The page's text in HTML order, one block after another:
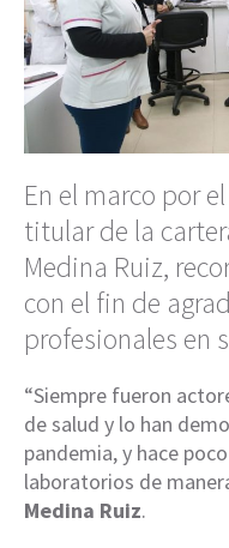
En el marco por
titular de la
Medina Ruiz,
con el fin de
profesionales en
“Siempre fueron
de salud y lo han
pandemia, y hace
laboratorios de
Medina Ruiz.